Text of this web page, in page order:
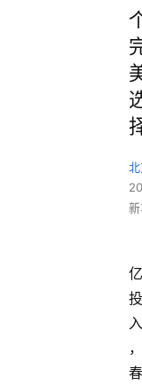
亿
投
入
，
春